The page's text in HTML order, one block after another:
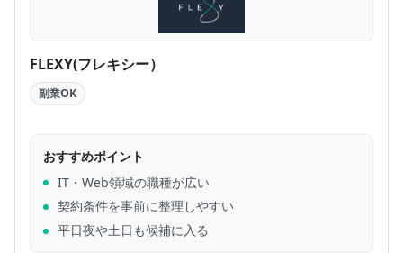
FLEXY(フレキシー）
副業OK
おすすめポイント
IT・Web領域の職種が広い
契約条件を事前に整理しやすい
平日夜や土日も候補に入る